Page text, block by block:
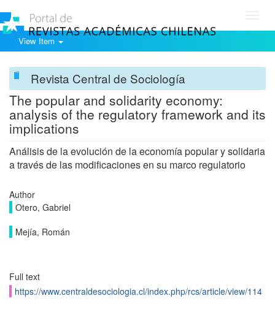
View Item
Revista Central de Sociología
The popular and solidarity economy:
analysis of the regulatory framework and its
implications
Análisis de la evolución de la economía popular y solidaria
a través de las modificaciones en su marco regulatorio
Author
Otero, Gabriel
Mejía, Román
Full text
https://www.centraldesociologia.cl/index.php/rcs/article/view/114